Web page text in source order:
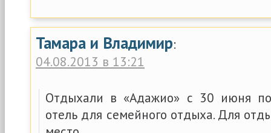
Тамара и Владимир:
04.08.2013 в 13:21
Отдыхали в «Адажио» с 30 июня
отель для семейного отдыха. Для